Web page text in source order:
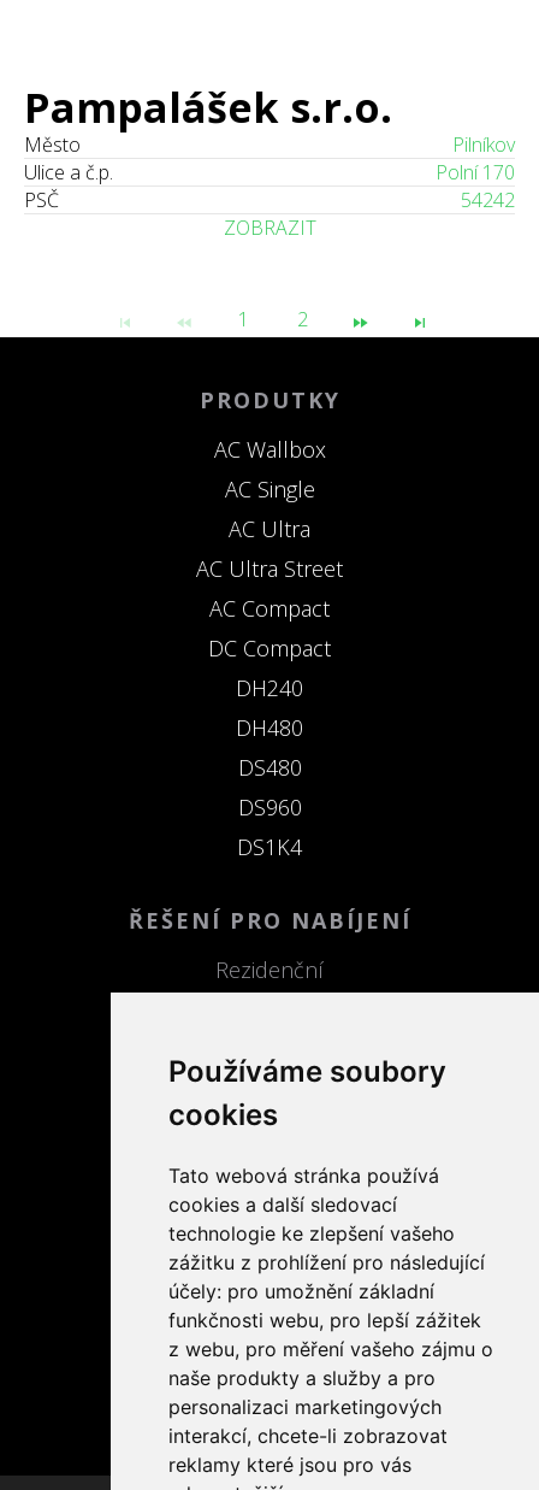
Používáme soubory
cookies
Tato webová stránka používá
cookies a další sledovací
technologie ke zlepšení vašeho
zážitku z prohlížení pro následující
účely: pro umožnění základní
funkčnosti webu, pro lepší zážitek
z webu, pro měření vašeho zájmu o
naše produkty a služby a pro
personalizaci marketingových
interakcí, chcete-li zobrazovat
reklamy které jsou pro vás
Pampalášek s.r.o.
Město
Pilníkov
Ulice a č.p.
Polní 170
PSČ
54242
ZOBRAZIT
1 2
PRODUTKY
AC Wallbox
AC Single
AC Ultra
AC Ultra Street
AC Compact
DC Compact
DH240
DH480
DS480
DS960
DS1K4
ŘEŠENÍ PRO NABÍJENÍ
Rezidenční
Komerční parky
Provozovatelé nabíjecí sítě
KONTAKTUJTE NÁS
+420 775 905 588
info@carenergy.cz
DD PNEU s.r.o.
Vinohradská 1004
69155 Moravská Nová Ves